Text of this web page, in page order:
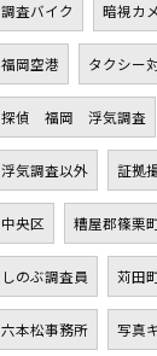
調査バイク 暗視カ
福岡空港 タクシー
探偵 福岡 浮気調査
浮気調査以外 証拠
中央区 糟屋郡篠栗
しのぶ調査員 苅田
六本松事務所 写真